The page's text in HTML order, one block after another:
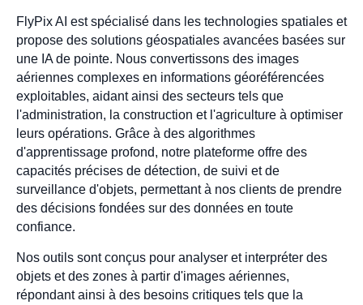
FlyPix AI est spécialisé dans les technologies spatiales et
propose des solutions géospatiales avancées basées sur
une IA de pointe. Nous convertissons des images
aériennes complexes en informations géoréférencées
exploitables, aidant ainsi des secteurs tels que
l'administration, la construction et l'agriculture à optimiser
leurs opérations. Grâce à des algorithmes
d'apprentissage profond, notre plateforme offre des
capacités précises de détection, de suivi et de
surveillance d'objets, permettant à nos clients de prendre
des décisions fondées sur des données en toute
confiance.
Nos outils sont conçus pour analyser et interpréter des
objets et des zones à partir d'images aériennes,
répondant ainsi à des besoins critiques tels que la